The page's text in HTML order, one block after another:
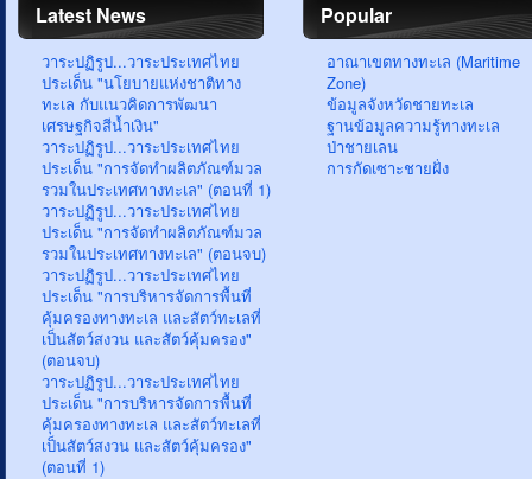
Latest News
วาระปฏิรูป...วาระประเทศไทย
ประเด็น "นโยบายแห่งชาติทาง
ทะเล กับแนวคิดการพัฒนา
เศรษฐกิจสีน้ำเงิน"
วาระปฏิรูป...วาระประเทศไทย
ประเด็น "การจัดทำผลิตภัณฑ์มวล
รวมในประเทศทางทะเล" (ตอนที่ 1)
วาระปฏิรูป...วาระประเทศไทย
ประเด็น "การจัดทำผลิตภัณฑ์มวล
รวมในประเทศทางทะเล" (ตอนจบ)
วาระปฏิรูป...วาระประเทศไทย
ประเด็น "การบริหารจัดการพื้นที่
คุ้มครองทางทะเล และสัตว์ทะเลที่
เป็นสัตว์สงวน และสัตว์คุ้มครอง"
(ตอนจบ)
วาระปฏิรูป...วาระประเทศไทย
ประเด็น "การบริหารจัดการพื้นที่
คุ้มครองทางทะเล และสัตว์ทะเลที่
เป็นสัตว์สงวน และสัตว์คุ้มครอง"
(ตอนที่ 1)
Popular
อาณาเขตทางทะเล (Maritime
Zone)
ข้อมูลจังหวัดชายทะเล
ฐานข้อมูลความรู้ทางทะเล
ป่าชายเลน
การกัดเซาะชายฝั่ง